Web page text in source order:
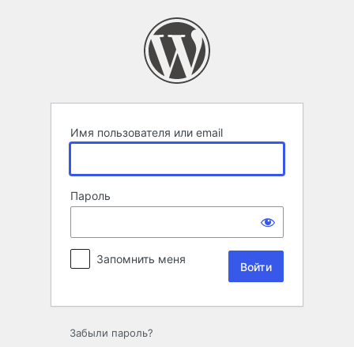
Имя пользователя или email
Пароль
Запомнить меня
Забыли пароль?